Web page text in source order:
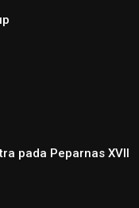
pada Peparnas XVII